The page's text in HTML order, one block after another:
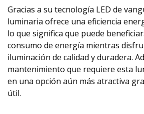
Gracias a su tecnología LED de
luminaria ofrece una eficiencia
lo que significa que puede
consumo de energía mientras
iluminación de calidad y duradera.
mantenimiento que requiere esta
en una opción aún más atractiva
útil.